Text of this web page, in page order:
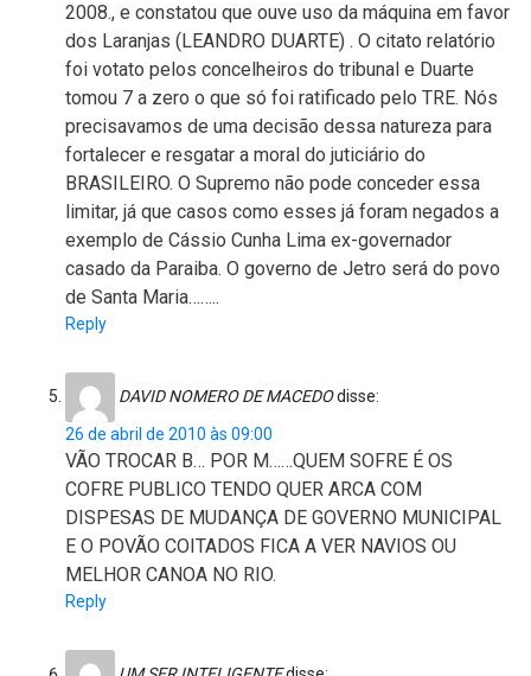
2008., e constatou que ouve uso da máquina em favor
dos Laranjas (LEANDRO DUARTE) . O citato relatório
foi votato pelos concelheiros do tribunal e Duarte
tomou 7 a zero o que só foi ratificado pelo TRE. Nós
precisavamos de uma decisão dessa natureza para
fortalecer e resgatar a moral do juticiário do
BRASILEIRO. O Supremo não pode conceder essa
limitar, já que casos como esses já foram negados a
exemplo de Cássio Cunha Lima ex-governador
casado da Paraiba. O governo de Jetro será do povo
de Santa Maria……..
Reply
DAVID NOMERO DE MACEDOdisse:
26 de abril de 2010 às 09:00
VÃO TROCAR B… POR M……QUEM SOFRE É OS
COFRE PUBLICO TENDO QUER ARCA COM
DISPESAS DE MUDANÇA DE GOVERNO MUNICIPAL
E O POVÃO COITADOS FICA A VER NAVIOS OU
MELHOR CANOA NO RIO.
Reply